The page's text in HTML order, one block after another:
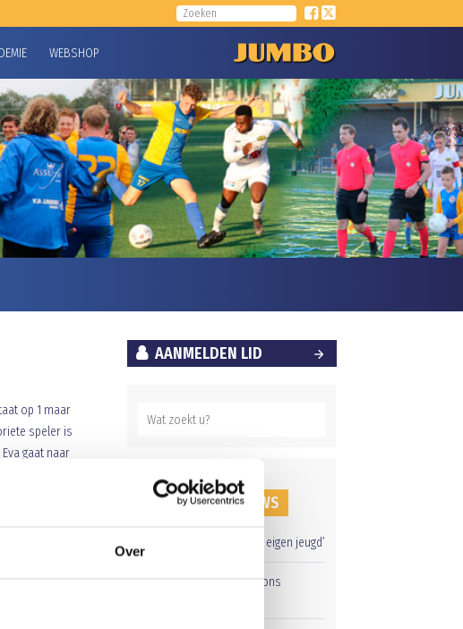
Over
WEBSHOP
op 1 maar
speler is
Eva gaat naar
door Mia van
familie een
AANMELDEN LID
RECENT NIEUWS
‘Méér kansen voor de eigen jeugd’
Groot onderhoud op ons